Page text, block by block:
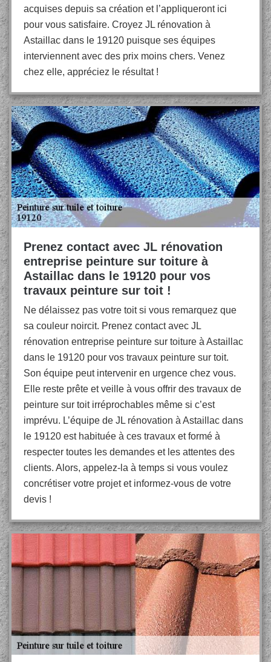
acquises depuis sa création et l’appliqueront ici
pour vous satisfaire. Croyez JL rénovation à
Astaillac dans le 19120 puisque ses équipes
interviennent avec des prix moins chers. Venez
chez elle, appréciez le résultat !
Prenez contact avec JL rénovation
entreprise peinture sur toiture à
Astaillac dans le 19120 pour vos
travaux peinture sur toit !
Ne délaissez pas votre toit si vous remarquez que
sa couleur noircit. Prenez contact avec JL
rénovation entreprise peinture sur toiture à Astaillac
dans le 19120 pour vos travaux peinture sur toit.
Son équipe peut intervenir en urgence chez vous.
Elle reste prête et veille à vous offrir des travaux de
peinture sur toit irréprochables même si c’est
imprévu. L’équipe de JL rénovation à Astaillac dans
le 19120 est habituée à ces travaux et formé à
respecter toutes les demandes et les attentes des
clients. Alors, appelez-la à temps si vous voulez
concrétiser votre projet et informez-vous de votre
devis !